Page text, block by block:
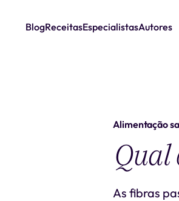
BlogReceitasEspecialistasAutores
Alimentação
Qual
As fibras